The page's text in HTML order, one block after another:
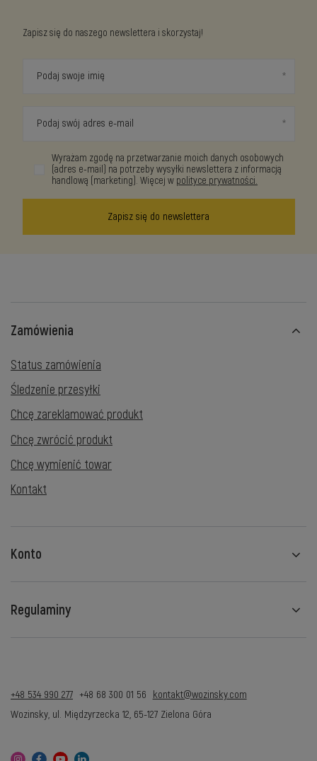
Zapisz się do naszego newslettera i skorzystaj!
Podaj swoje imię
Podaj swój adres e-mail
Wyrażam zgodę na przetwarzanie moich danych osobowych
(adres e-mail) na potrzeby wysyłki newslettera z informacją
handlową (marketing). Więcej w polityce prywatności.
Zapisz się do newslettera
Zamówienia
Status zamówienia
Śledzenie przesyłki
Chcę zareklamować produkt
Chcę zwrócić produkt
Chcę wymienić towar
Kontakt
Konto
Regulaminy
+48 534 990 277 +48 68 300 01 56 kontakt@wozinsky.com
Wozinsky, ul. Międzyrzecka 12, 65-127 Zielona Góra